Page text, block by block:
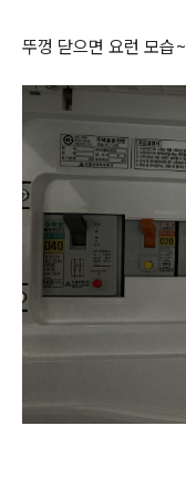
뚜껑 닫으면 요런 모습~